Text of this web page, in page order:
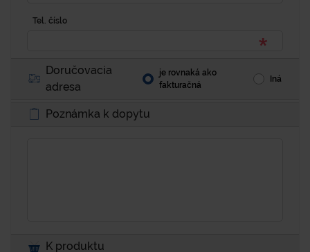
Tel. číslo
Doručovacia
adresa
je rovnaká ako
fakturačná
Iná
Poznámka k dopytu
K produktu